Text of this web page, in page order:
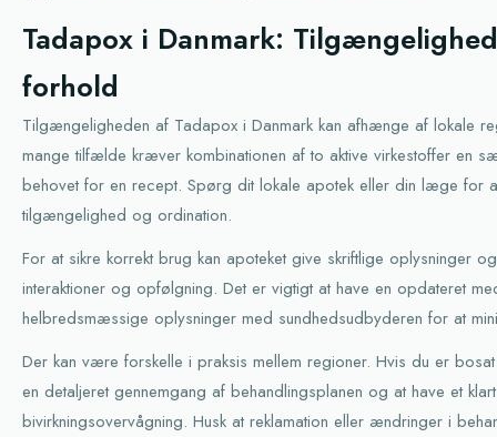
Tadapox i Danmark:
forhold
Tilgængeligheden af Tadapox i Danmark kan afhænge af lokale
mange tilfælde kræver kombinationen af to aktive virkestoffer en
behovet for en recept. Spørg dit lokale apotek eller din læge for
tilgængelighed og ordination.
For at sikre korrekt brug kan apoteket give skriftlige oplysninger
interaktioner og opfølgning. Det er vigtigt at have en opdateret
helbredsmæssige oplysninger med sundhedsudbyderen for at
Der kan være forskelle i praksis mellem regioner. Hvis du er
en detaljeret gennemgang af behandlingsplanen og at have et
bivirkningsovervågning. Husk at reklamation eller ændringer i